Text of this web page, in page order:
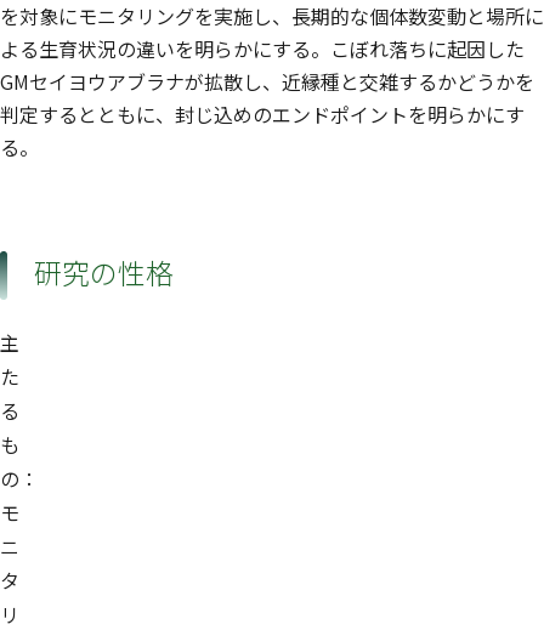
を対象にモニタリングを実施し、長期的な個体数変動と場所に
よる生育状況の違いを明らかにする。こぼれ落ちに起因した
GMセイヨウアブラナが拡散し、近縁種と交雑するかどうかを
判定するとともに、封じ込めのエンドポイントを明らかにす
る。
研究の性格
主
た
る
も
の：
モ
ニ
タ
リ